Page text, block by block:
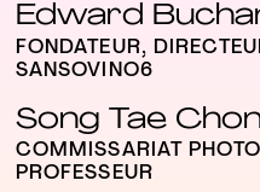
Edward
FONDATEUR,
SANSOVINO6
Song Tae
COMMISSARIAT
PROFESSEUR